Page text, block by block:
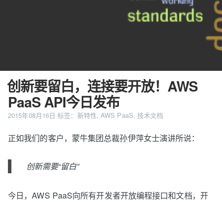
创新要留白，连接要开放！AWS
PaaS API今日发布
2015年08月16日 标签： 新特性,AWS PaaS,技术文档
正如我们的客户，蒙牛集团总裁孙伊萍女士演讲所说：
创新需要“留白”
今日，AWS PaaS向所有开发者开放编程接口和文档，开